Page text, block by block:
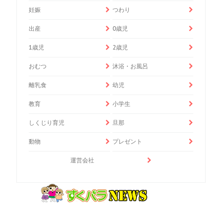
妊娠 つわり
出産 0歳児
1歳児 2歳児
おむつ 沐浴・お風呂
離乳食 幼児
教育 小学生
しくじり育児 旦那
動物 プレゼント
運営会社